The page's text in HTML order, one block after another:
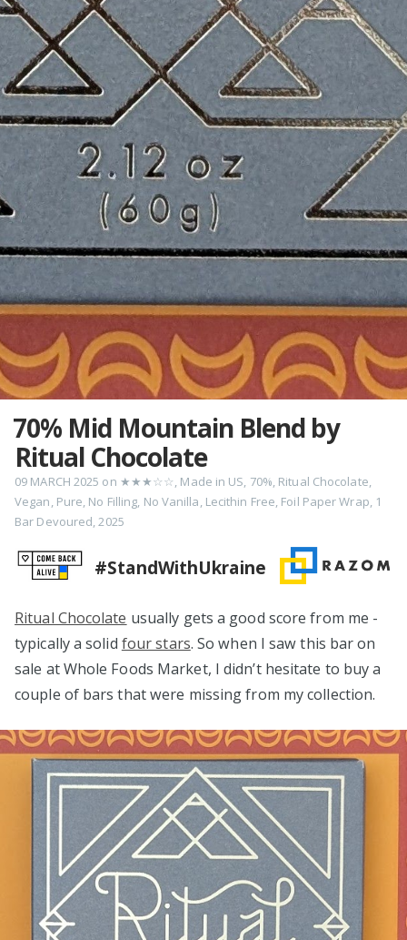
70% Mid Mountain Blend by
Ritual Chocolate
09 MARCH 2025 on ★★★☆☆, Made in US, 70%, Ritual Chocolate,
Vegan, Pure, No Filling, No Vanilla, Lecithin Free, Foil Paper Wrap, 1
Bar Devoured,2025
#StandWithUkraine
Ritual Chocolate usually gets a good score from me -
typically a solid four stars. So when I saw this bar on
sale at Whole Foods Market, I didn’t hesitate to buy a
couple of bars that were missing from my collection.